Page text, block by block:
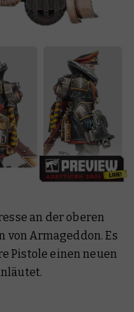
an der oberen
Armageddon. Es
Pistole einen neuen